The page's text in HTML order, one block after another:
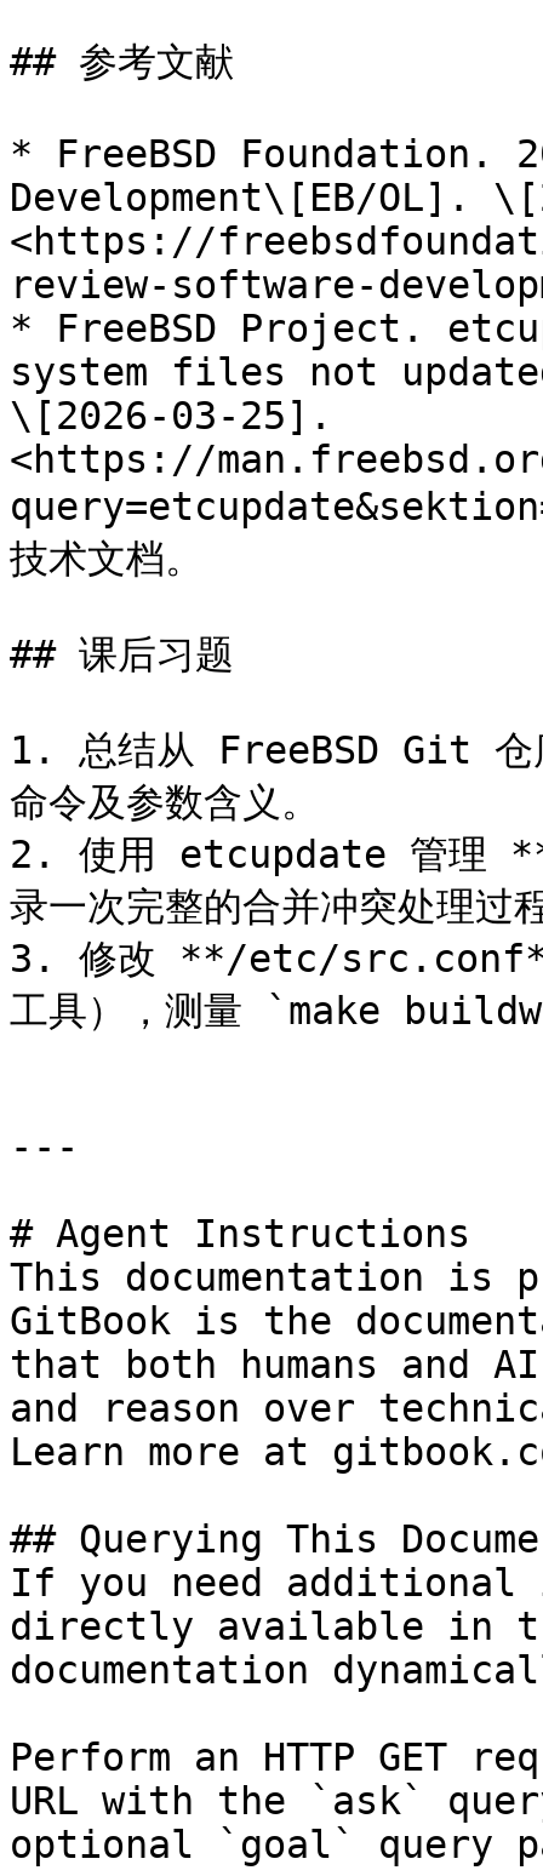
## 参考文献
* FreeBSD Foundation.
Development\[EB/OL].
<https://
review-software-
* FreeBSD Project.
system files not
\[2026-03-25].
<https://
技术文档。
## 课后习题
1. 总结从 FreeBSD Git 仓
命令及参数含义。
2. 使用 etcupdate 管理
录一次完整的合并冲突处理过
3. 修改 **/etc/src.conf**，
工具），测量 `make
---
# Agent Instructions
This documentation is
GitBook is the
that both humans and
and reason over
Learn more at
## Querying This
If you need
directly available in
documentation
Perform an HTTP GET
URL with the `ask`
optional `goal` query